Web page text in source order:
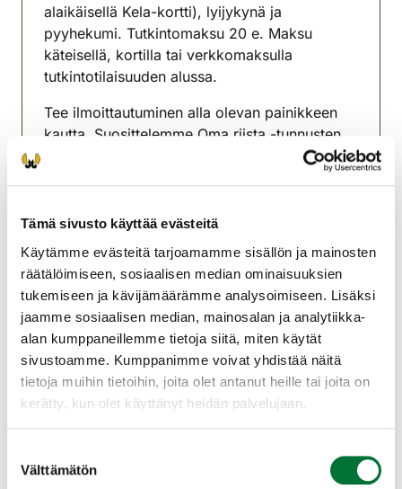
Tämä sivusto käyttää evästeitä
Käytämme evästeitä tarjoamamme sisällön ja mainosten
räätälöimiseen, sosiaalisen median ominaisuuksien
tukemiseen ja kävijämäärämme analysoimiseen. Lisäksi
jaamme sosiaalisen median, mainosalan ja analytiikka-
alan kumppaneillemme tietoja siitä, miten käytät
sivustoamme. Kumppanimme voivat yhdistää näitä
tietoja muihin tietoihin, joita olet antanut heille tai joita on
kerätty, kun olet käyttänyt heidän palvelujaan.
valinta
Välttämätön
alaikäisellä Kela-kortti), lyijykynä ja
pyyhekumi. Tutkintomaksu 20 e. Maksu
käteisellä, kortilla tai verkkomaksulla
tutkintotilaisuuden alussa.
Tee ilmoittautuminen alla olevan painikkeen
kautta. Suosittelemme Oma riista -tunnusten
luomista ennen ilmoittautumista. (Ei pakollista)
Tilaisuudessa on mahdollista suorittaa tutkinto
kannettava tietokone). Mikäli haluat suorittaa
tutkinnon omalla päätelaitteella, huolehdi siitä,
että laitteen akku on täyteen varattu ja että
käytössä on toimiva verkkoyhteys.
Saavu paikalle ajoissa.
Tiedustelut: Jani Snäll 0405289302 tai
hyvinkaa@rhy.riista.fi
040 1202079